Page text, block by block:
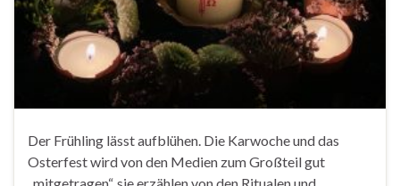
Der Frühling lässt aufblühen. Die Karwoche und das
Osterfest wird von den Medien zum Großteil gut